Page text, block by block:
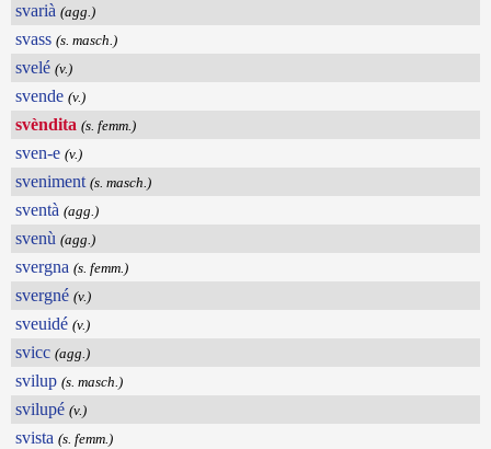
svarià (agg.)
svass (s. masch.)
svelé (v.)
svende (v.)
svèndita (s. femm.)
sven-e (v.)
sveniment (s. masch.)
sventà (agg.)
svenù (agg.)
svergna (s. femm.)
svergné (v.)
sveuidé (v.)
svicc (agg.)
svilup (s. masch.)
svilupé (v.)
svista (s. femm.)